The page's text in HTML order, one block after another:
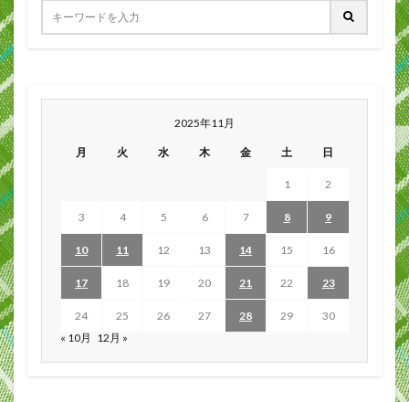
2025年11月
月 火 水 木 金 土 日
1 2
3 4 5 6 7 8 9
10 11 12 13 14 15 16
17 18 19 20 21 22 23
24 25 26 27 28 29
30
« 10月 12月 »